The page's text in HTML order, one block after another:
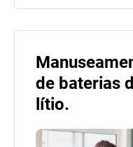
de baterias
lítio.